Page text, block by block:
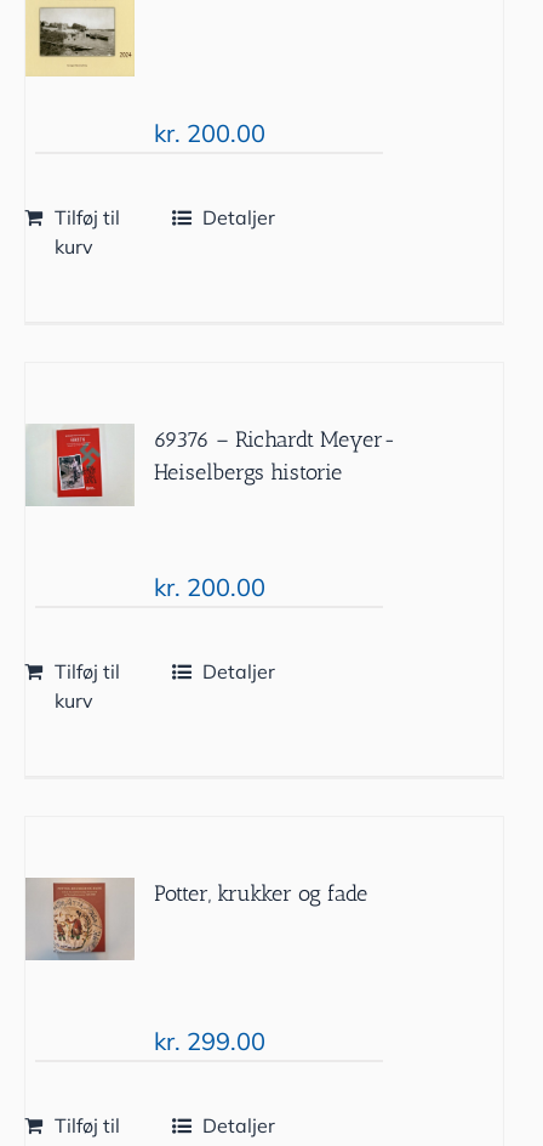
kr. 200.00
Tilføj til
kurv
Detaljer
69376 – Richardt Meyer-
Heiselbergs historie
kr. 200.00
Tilføj til
kurv
Detaljer
Potter, krukker og fade
kr. 299.00
Tilføj til
Detaljer